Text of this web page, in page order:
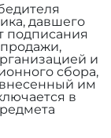
давшего
подписания
и
сбора,
внесенный им
в